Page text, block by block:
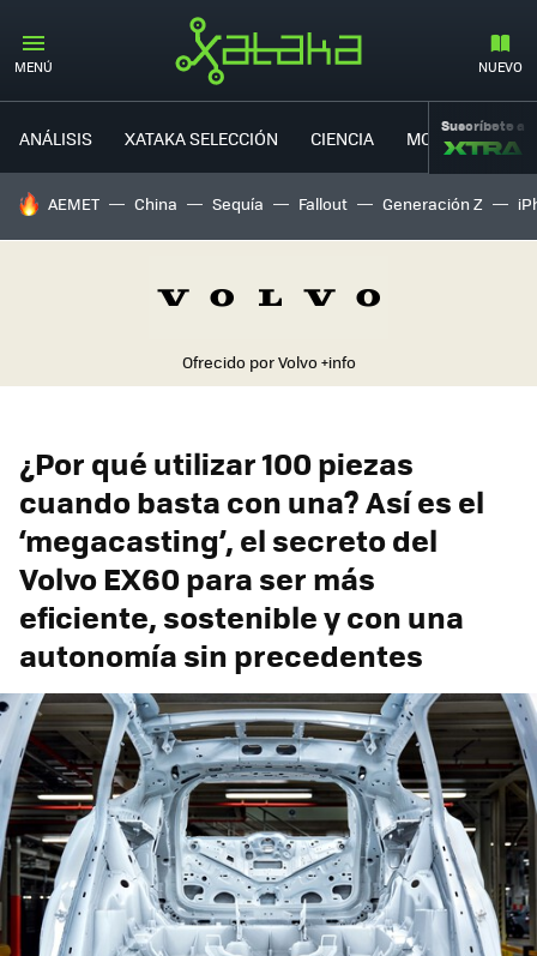
MENÚ NUEVO
ANÁLISIS XATAKA SELECCIÓN CIENCIA MOVILIDAD
Suscríbete a
HOY SE HABLA DE
AEMET China Sequía Fallout Generación Z
Ofrecido por Volvo+info
¿Por qué utilizar 100 piezas
cuando basta con una? Así es el
‘megacasting’, el secreto del
Volvo EX60 para ser más
eficiente, sostenible y con una
autonomía sin precedentes